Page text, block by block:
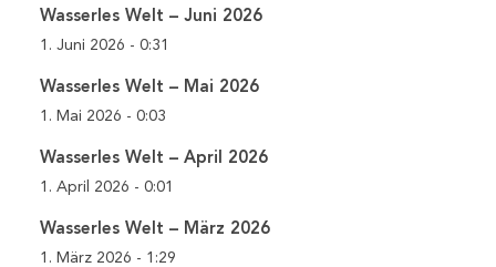
Wasserles Welt – Juni 2026
1. Juni 2026 - 0:31
Wasserles Welt – Mai 2026
1. Mai 2026 - 0:03
Wasserles Welt – April 2026
1. April 2026 - 0:01
Wasserles Welt – März 2026
1. März 2026 - 1:29